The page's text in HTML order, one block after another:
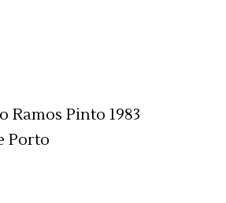
Ramos Pinto 1983
Porto